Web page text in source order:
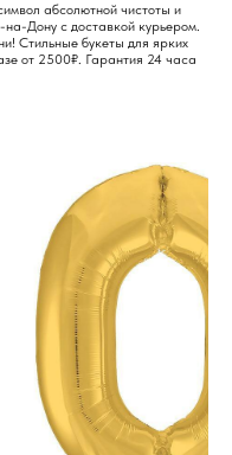
абсолютной чистоты и
Дону с доставкой курьером.
Стильные букеты для ярких
от 2500₽. Гарантия 24 часа